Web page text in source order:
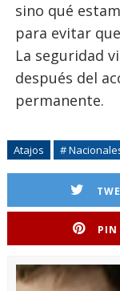
sino qué
para evitar
La seguridad
después del
permanente.
Atajos #
PIN